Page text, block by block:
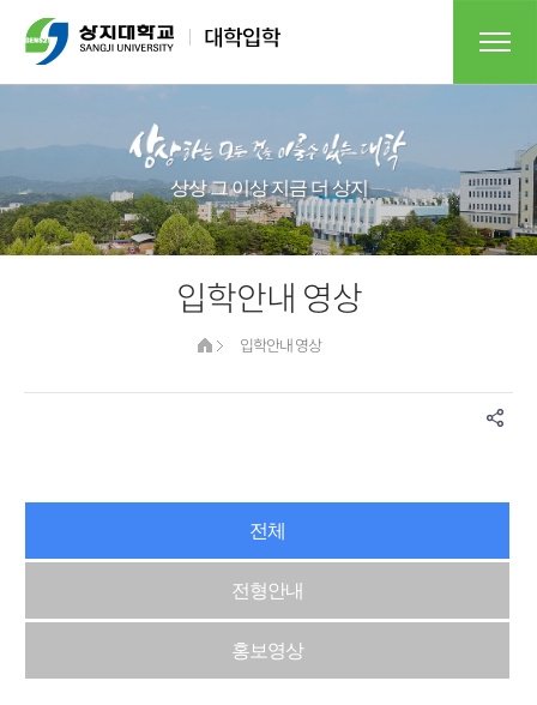
상상 그 이상 지금 더 상지
입학안내 영상
입학안내 영상
전체
전형안내
홍보영상